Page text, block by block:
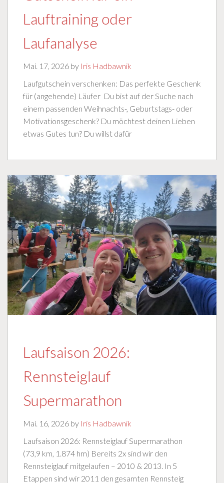
Lauftraining oder
Laufanalyse
Mai. 17, 2026 by Iris Hadbawnik
Laufgutschein verschenken: Das perfekte Geschenk
für (angehende) Läufer Du bist auf der Suche nach
einem passenden Weihnachts-, Geburtstags- oder
Motivationsgeschenk? Du möchtest deinen Lieben
etwas Gutes tun? Du willst dafür
Laufsaison 2026:
Rennsteiglauf
Supermarathon
Mai. 16, 2026 by Iris Hadbawnik
Laufsaison 2026: Rennsteiglauf Supermarathon
(73,9 km, 1.874 hm) Bereits 2x sind wir den
Rennsteiglauf mitgelaufen – 2010 & 2013. In 5
Etappen sind wir 2011 den gesamten Rennsteig